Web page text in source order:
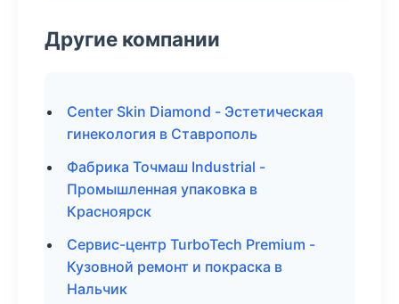
Другие компании
Center Skin Diamond - Эстетическая
гинекология в Ставрополь
Фабрика Точмаш Industrial -
Промышленная упаковка в
Красноярск
Сервис-центр TurboTech Premium -
Кузовной ремонт и покраска в
Нальчик